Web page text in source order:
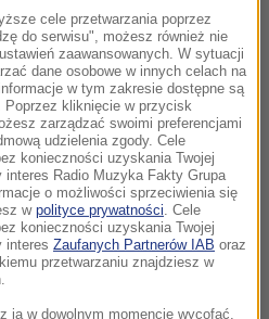
nóż, który wbił się w
samochodu -mówi
Okręgowej we
wniosek o tymczasowy
we wtorek o godz. 11.30.
materiałem video:
cele przetwarzania poprzez
do serwisu", możesz również nie
zaawansowanych. W sytuacji
dane osobowe w innych celach na
w tym zakresie dostępne są
Poprzez kliknięcie w przycisk
zarządzać swoimi preferencjami
udzielenia zgody. Cele
konieczności uzyskania Twojej
Radio Muzyka Fakty Grupa
o możliwości sprzeciwienia się
w polityce prywatności . Cele
konieczności uzyskania Twojej
interes Zaufanych Partnerów IAB oraz
przetwarzaniu znajdziesz w
ją w dowolnym momencie wycofać,